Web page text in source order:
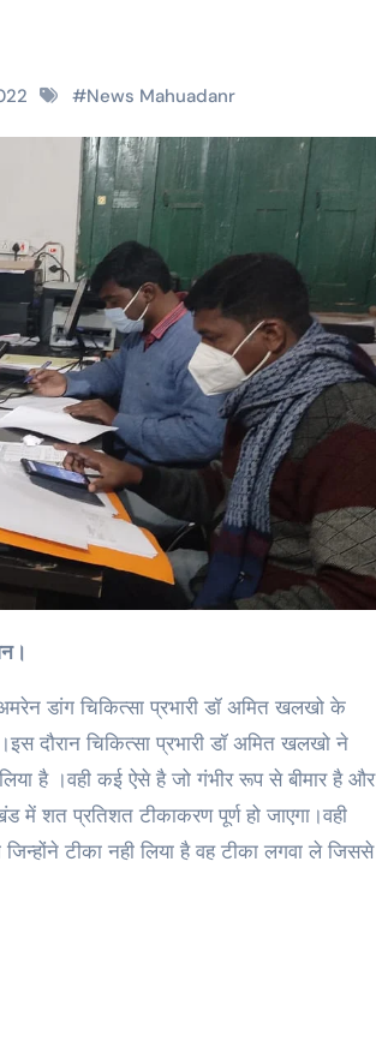
#News Mahuadanr
डांग चिकित्सा प्रभारी डॉ अमित खलखो के
दौरान चिकित्सा प्रभारी डॉ अमित खलखो ने
है ।वही कई ऐसे है जो गंभीर रूप से बीमार है और
में शत प्रतिशत टीकाकरण पूर्ण हो जाएगा।वही
टीका नही लिया है वह टीका लगवा ले जिससे